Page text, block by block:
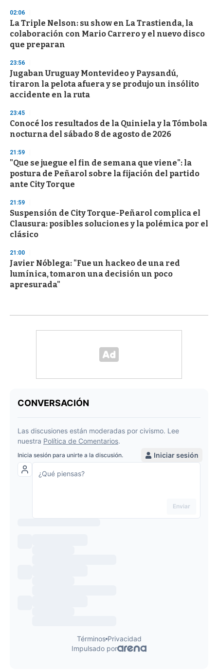
s
02:06
La Triple Nelson: su show en La Trastienda, la
colaboración con Mario Carrero y el nuevo disco
que preparan
23:56
Jugaban Uruguay Montevideo y Paysandú,
tiraron la pelota afuera y se produjo un insólito
accidente en la ruta
23:45
Conocé los resultados de la Quiniela y la Tómbola
nocturna del sábado 8 de agosto de 2026
21:59
"Que se juegue el fin de semana que viene": la
postura de Peñarol sobre la fijación del partido
ante City Torque
21:59
Suspensión de City Torque-Peñarol complica el
Clausura: posibles soluciones y la polémica por el
clásico
21:00
Javier Nóblega: "Fue un hackeo de una red
lumínica, tomaron una decisión un poco
apresurada"